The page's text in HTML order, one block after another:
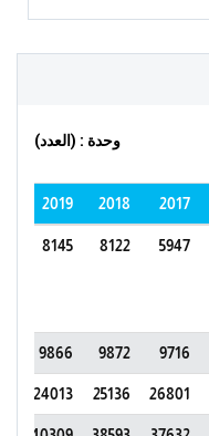
وحدة : (العدد)
2017
2018
2019
5947
8122
8145
9716
9872
9866
26801
25136
24013